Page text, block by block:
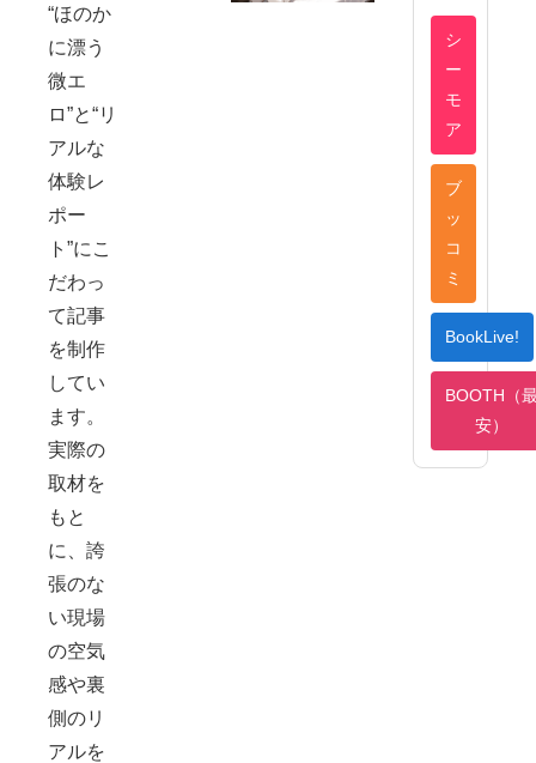
“ほのか
に漂う
微エ
ロ”と“リ
アルな
体験レ
ポー
ト”にこ
だわっ
て記事
を制作
してい
ます。
実際の
取材を
もと
に、誇
張のな
い現場
の空気
感や裏
側のリ
アルを
天真爛
シ
ー
モ
ア
ブ
ッ
コ
ミ
BookLive!
BOOTH（
安）